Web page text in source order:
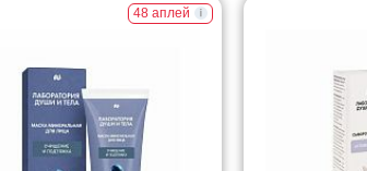
48 аплей